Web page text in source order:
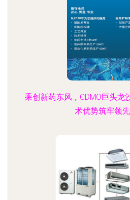
乘创新药东风，CDMO巨头龙
术优势筑牢领